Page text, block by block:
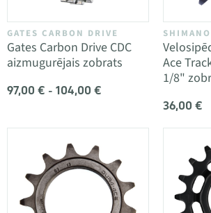
GATES CARBON DRIVE
Gates Carbon Drive CDC
aizmugurējais zobrats
97,00 € - 104,00 €
SHIMANO
Ace
1/8"
36,00 €